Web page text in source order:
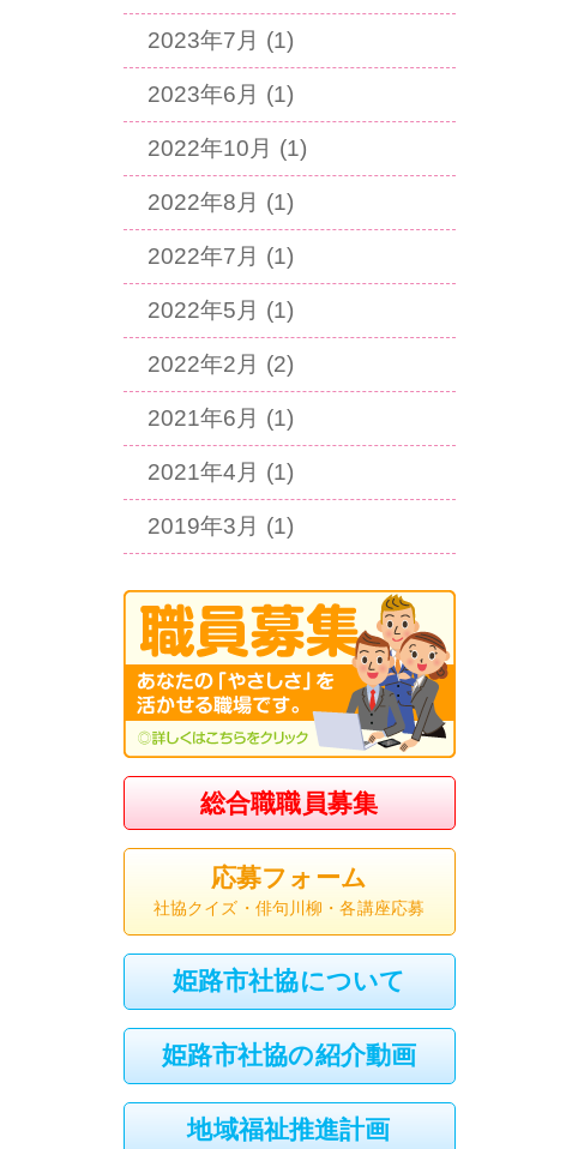
2023年7月 (1)
2023年6月 (1)
2022年10月 (1)
2022年8月 (1)
2022年7月 (1)
2022年5月 (1)
2022年2月 (2)
2021年6月 (1)
2021年4月 (1)
2019年3月 (1)
総合職職員募集
応募フォーム
社協クイズ・俳句川柳・各講座応募
姫路市社協について
姫路市社協の紹介動画
地域福祉推進計画